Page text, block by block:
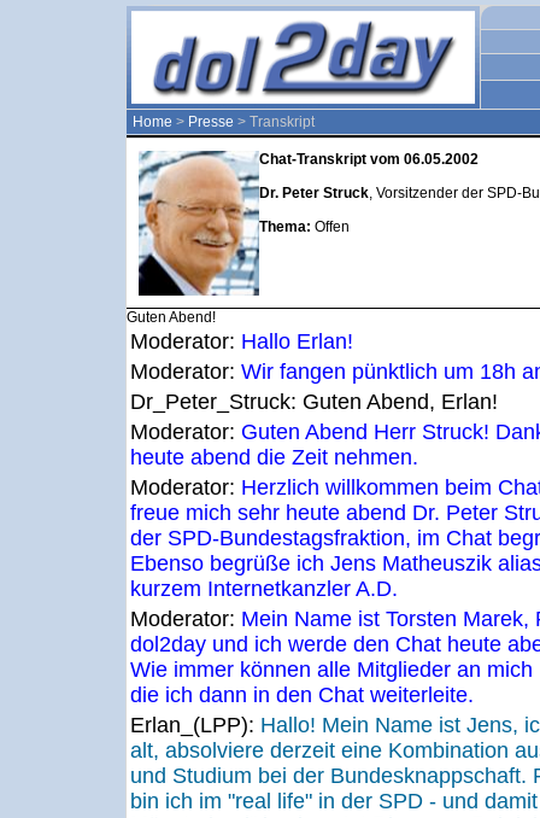
Home > Presse > Transkript
Chat-Transkript vom 06.05.2002
Dr. Peter Struck, Vorsitzender der SPD-
Thema: Offen
Guten Abend!
Moderator: Hallo Erlan!
Moderator: Wir fangen pünktlich um 18h
Dr_Peter_Struck: Guten Abend, Erlan!
Moderator: Guten Abend Herr Struck!
heute abend die Zeit nehmen.
Moderator: Herzlich willkommen beim
freue mich sehr heute abend Dr. Peter
der SPD-Bundestagsfraktion, im Chat
Ebenso begrüße ich Jens Matheuszik
kurzem Internetkanzler A.D.
Moderator: Mein Name ist Torsten Marek,
dol2day und ich werde den Chat heute
Wie immer können alle Mitglieder an
die ich dann in den Chat weiterleite.
Erlan_(LPP): Hallo! Mein Name ist Jens,
alt, absolviere derzeit eine Kombination
und Studium bei der Bundesknappschaft.
bin ich im "real life" in der SPD - und